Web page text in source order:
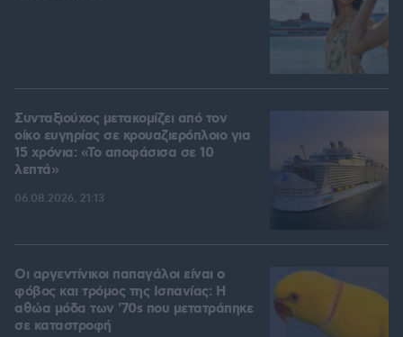
Συνταξιούχος μετακομίζει από τον
οίκο ευγηρίας σε κρουαζιερόπλοιο για
15 χρόνια: «Το αποφάσισα σε 10
λεπτά»
06.08.2026, 21:13
Οι αργεντίνικοι παπαγάλοι είναι ο
φόβος και τρόμος της Ισπανίας: Η
αθώα μόδα των '70s που μετατράπηκε
σε καταστροφή